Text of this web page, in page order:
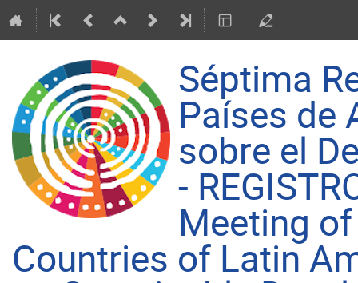
Séptima
Países de
sobre el
-
Meeting
Countries of Latin